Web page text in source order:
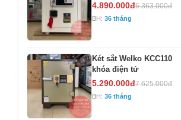
4.890.000đ6.363.000đ
BH: 36 tháng
Két sắt Welko KCC110
khóa điện tử
5.290.000đ7.625.000đ
BH: 36 tháng